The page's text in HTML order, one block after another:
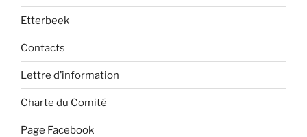
Etterbeek
Contacts
Lettre d’information
Charte du Comité
Page Facebook